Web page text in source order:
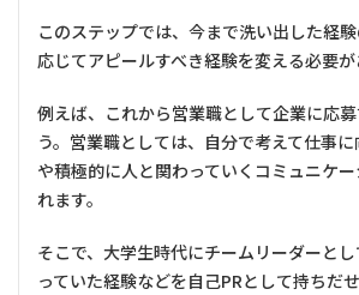
このステップでは、今まで洗い出した経
応じてアピールすべき経験を変える必要が
例えば、これから営業職として企業に応
う。営業職としては、自分で考えて仕事
や積極的に人と関わっていくコミュニケ
れます。
そこで、大学生時代にチームリーダーと
っていた経験などを自己PRとして持ちだ